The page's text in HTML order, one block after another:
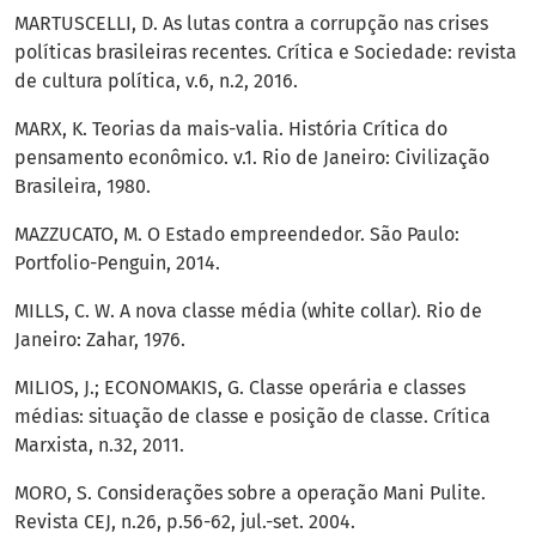
MARTUSCELLI, D. As lutas contra a corrupção nas crises
políticas brasileiras recentes. Crítica e Sociedade: revista
de cultura política, v.6, n.2, 2016.
MARX, K. Teorias da mais-valia. História Crítica do
pensamento econômico. v.1. Rio de Janeiro: Civilização
Brasileira, 1980.
MAZZUCATO, M. O Estado empreendedor. São Paulo:
Portfolio-Penguin, 2014.
MILLS, C. W. A nova classe média (white collar). Rio de
Janeiro: Zahar, 1976.
MILIOS, J.; ECONOMAKIS, G. Classe operária e classes
médias: situação de classe e posição de classe. Crítica
Marxista, n.32, 2011.
MORO, S. Considerações sobre a operação Mani Pulite.
Revista CEJ, n.26, p.56-62, jul.-set. 2004.